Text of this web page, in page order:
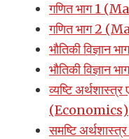
गणित भाग 1
गणित भाग 2
भौतिकी विज्ञान
भौतिकी विज्ञान
व्यष्टि
(Economics)
समष्टि